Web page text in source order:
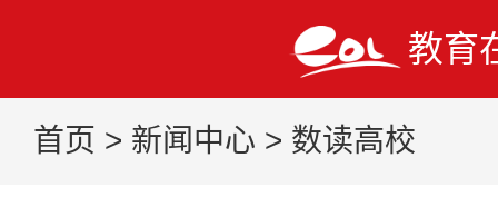
教育
首页 > 新闻中心 > 数读高校